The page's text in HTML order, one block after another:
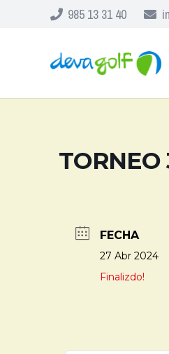
985 13 31 40
TORNEO
FECHA
27 Abr 2024
Finalizdo!